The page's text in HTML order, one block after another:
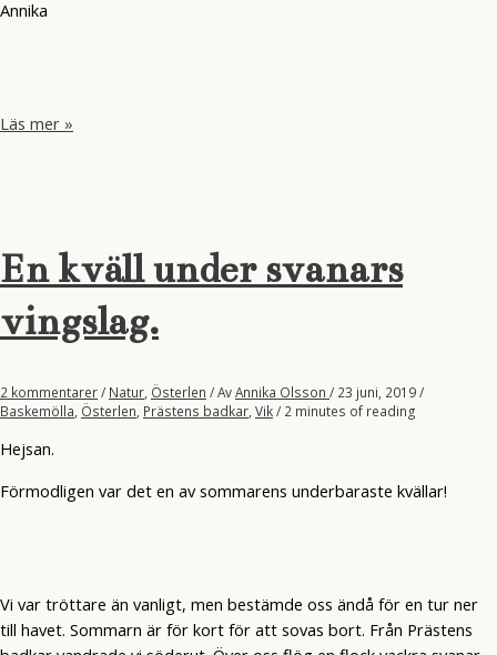
Annika
Ett
Läs mer »
En kväll under svanars
vingslag.
2 kommentarer/ Natur Österlen / AvAnnika Olsson / 23 juni, 2019/
Baskemölla Österlen Prästens badkar Vik/ 2 minutes of reading
Hejsan.
Förmodligen var det en av sommarens underbaraste kvällar!
Vi var tröttare än vanligt, men bestämde oss ändå för en tur ner
till havet. Sommarn är för kort för att sovas bort. Från Prästens